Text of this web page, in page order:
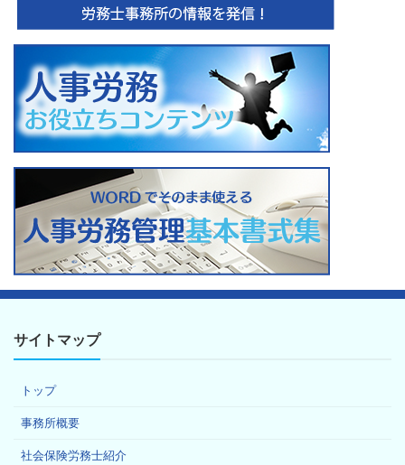
サイトマップ
トップ
事務所概要
社会保険労務士紹介